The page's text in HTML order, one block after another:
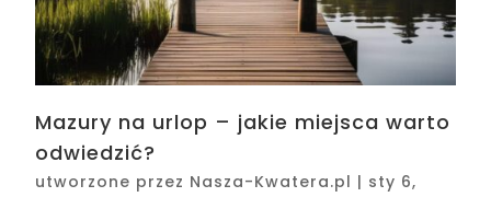
Mazury na urlop – jakie miejsca warto
odwiedzić?
utworzone przez Nasza-Kwatera.pl | sty 6,